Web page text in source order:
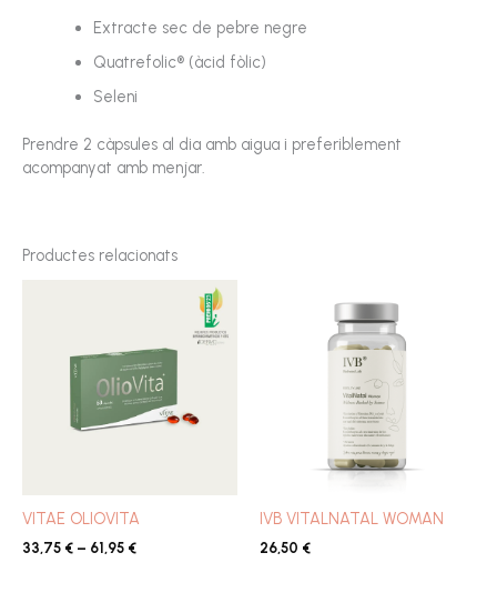
Extracte sec de pebre negre
Quatrefolic® (àcid fòlic)
Seleni
Prendre 2 càpsules al dia amb aigua i preferiblement
acompanyat amb menjar.
Productes relacionats
VITAE OLIOVITA
33,75 € – 61,95 €
33,75 €
a
61,95 €
IVB VITALNATAL WOMAN
26,50 €